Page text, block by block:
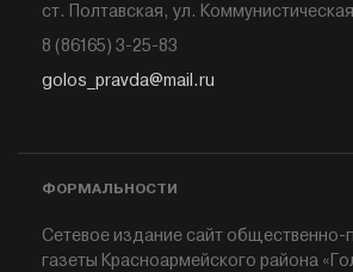
ст. Полтавская, ул.
8 (86165) 3-25-83
golos_pravda@mail.ru
ФОРМАЛЬНОСТИ
Сетевое издание сайт общественно-
газеты Красноармейского района